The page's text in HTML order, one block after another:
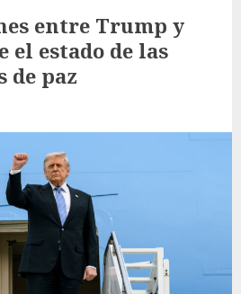
entre Trump y
el estado de las
de paz